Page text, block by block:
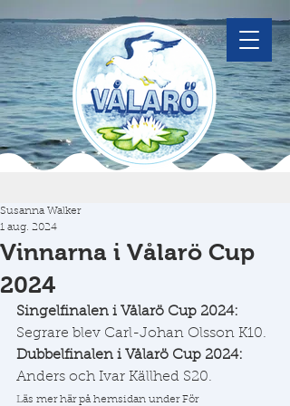
Vinnarna i Vålarö Cup
2024
Susanna Walker
1 aug. 2024
Singelfinalen i Vålarö Cup 2024:
Segrare blev Carl-Johan Olsson K10.
Dubbelfinalen i Vålarö Cup 2024:
Anders och Ivar Källhed S20.
Läs mer här på hemsidan under För